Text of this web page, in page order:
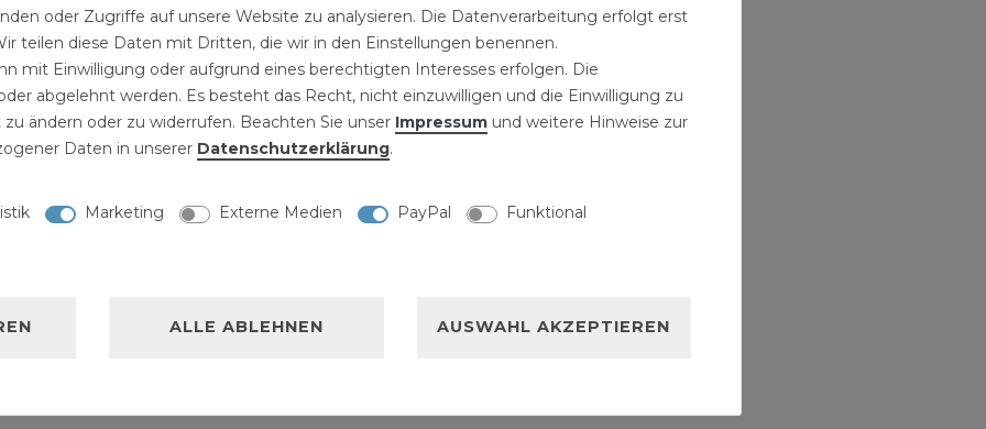
€ *
5 Kilogramm |
2,86 € /
Kilogramm
Ihrem neuen
oder Zugriffe auf unsere Website zu analysieren. Die Datenverarbeitung erfolgt erst
teilen diese Daten mit Dritten, die wir in den Einstellungen benennen.
mit Einwilligung oder aufgrund eines berechtigten Interesses erfolgen. Die
abgelehnt werden. Es besteht das Recht, nicht einzuwilligen und die Einwilligung zu
ändern oder zu widerrufen. Beachten Sie unser Impressum und weitere Hinweise zur
Daten in unserer Daten­schutz­erklärung.
Marketing Externe Medien PayPal Funktional
ALLE ABLEHNEN AUSWAHL AKZEPTIEREN